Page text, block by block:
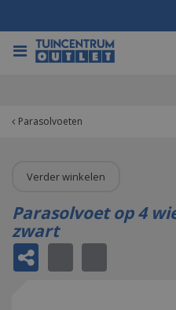
Parasolvoeten
Verder winkelen
Parasolvoet op 4
zwart